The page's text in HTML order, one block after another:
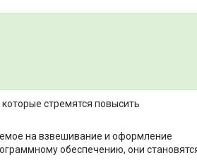
стремятся повысить
на взвешивание и оформление
обеспечению, они